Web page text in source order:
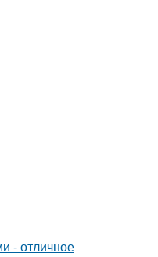
- отличное